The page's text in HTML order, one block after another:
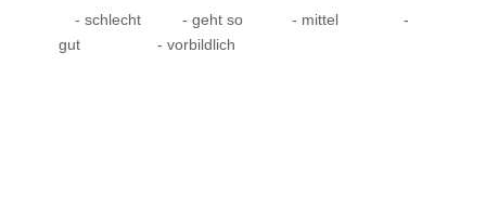
- schlecht - geht so - mittel
-
gut
- vorbildlich